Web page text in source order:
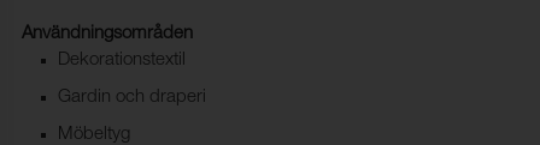
Användningsområden
Dekorationstextil
Gardin och draperi
Möbeltyg